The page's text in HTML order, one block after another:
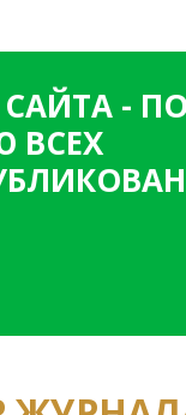
САЙТА -
ВСЕХ